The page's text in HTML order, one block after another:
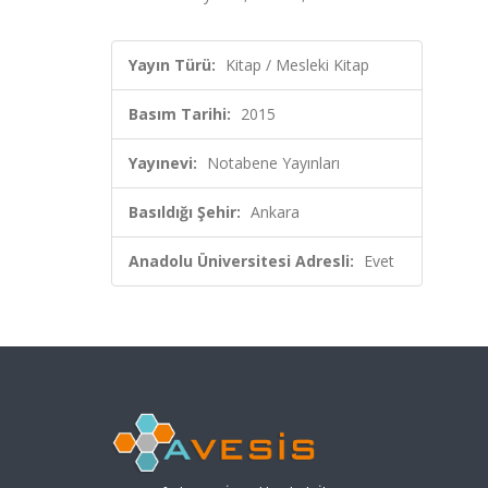
Yayın Türü: Kitap / Mesleki Kitap
Basım Tarihi: 2015
Yayınevi: Notabene Yayınları
Basıldığı Şehir: Ankara
Anadolu Üniversitesi Adresli: Evet